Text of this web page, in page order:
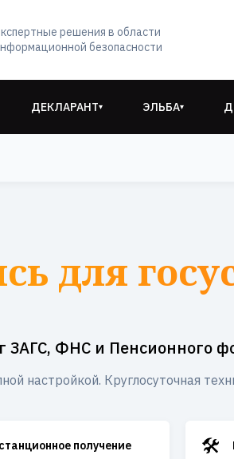
решения в области
безопасности
ДЕКЛАРАНТ▾ ЭЛЬБА▾
для
ЗАГС, ФНС и Пенсионного
настройкой. Круглосуточная
получение 🛠️